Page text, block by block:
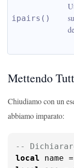
ipairs()
Mettendo
Chiudiamo con un
abbiamo imparato:
--
local name =